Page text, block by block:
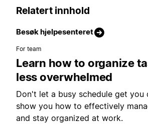
Relatert innhold
Besøk hjelpesenteret
For team
Learn how to organize
less overwhelmed
Don't let a busy schedule get you
show you how to effectively
and stay organized at work.